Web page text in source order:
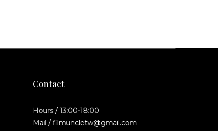
Contact
Hours / 13:00-18:00
Mail / filmuncletw@gmail.com